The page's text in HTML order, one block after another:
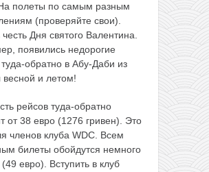
полеты по самым разным
(проверяйте свои).
Дня святого Валентина.
появились недорогие
обратно в Абу-Даби из
и летом!
рейсов туда-обратно
от 38 евро (1276 гривен). Это
членов клуба WDC. Всем
билеты обойдутся немного
евро). Вступить в клуб